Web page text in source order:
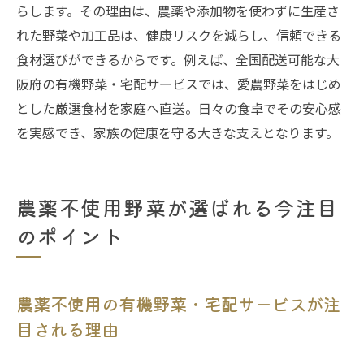
らします。その理由は、農薬や添加物を使わずに生産さ
れた野菜や加工品は、健康リスクを減らし、信頼できる
食材選びができるからです。例えば、全国配送可能な大
阪府の有機野菜・宅配サービスでは、愛農野菜をはじめ
とした厳選食材を家庭へ直送。日々の食卓でその安心感
を実感でき、家族の健康を守る大きな支えとなります。
農薬不使用野菜が選ばれる今注目
のポイント
農薬不使用の有機野菜・宅配サービスが注
目される理由